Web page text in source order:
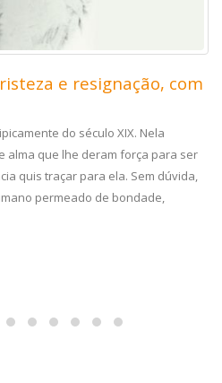
e resignação, com
do século XIX. Nela
alma que lhe deram força para ser
quis traçar para ela. Sem dúvida,
permeado de bondade,